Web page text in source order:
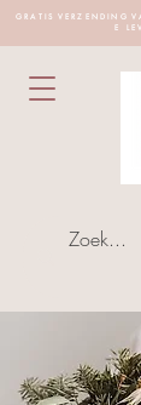
G R A T I S V E R Z E N D I N G
E L E